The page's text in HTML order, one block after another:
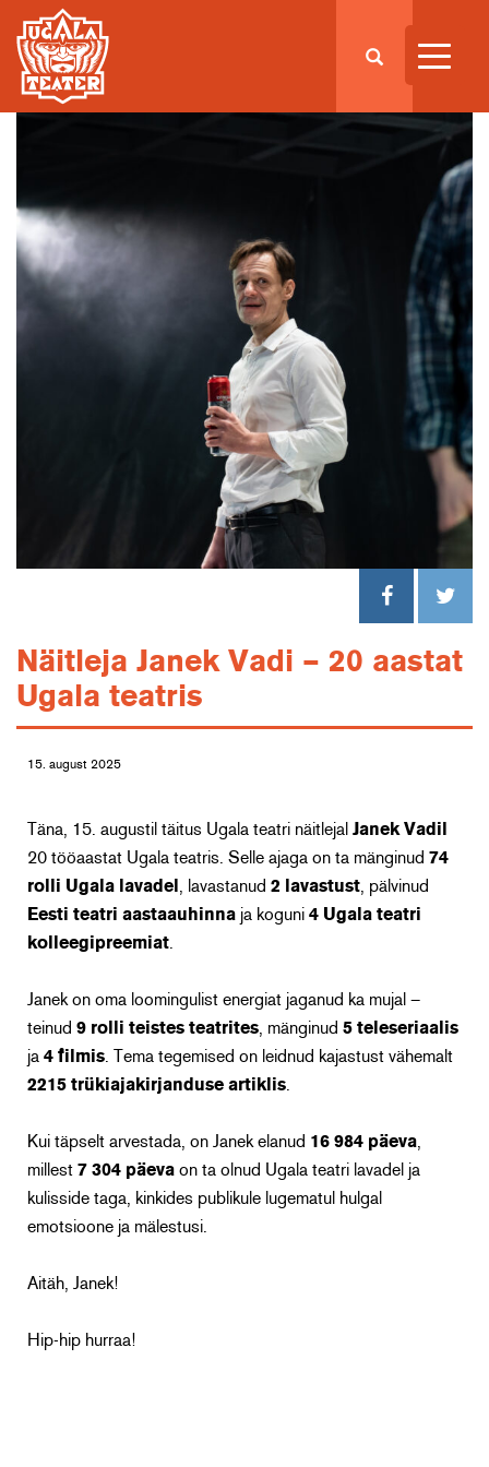
Näitleja Janek Vadi – 20 aastat
Ugala teatris
15. august 2025
Täna, 15. augustil täitus Ugala teatri näitlejal Janek Vadil
20 tööaastat Ugala teatris. Selle ajaga on ta mänginud 74
rolli Ugala lavadel
, lavastanud 2 lavastust , pälvinud
Eesti teatri aastaauhinna ja koguni 4 Ugala teatri
kolleegipreemiat
Janek on oma loomingulist energiat jaganud ka mujal –
teinud 9 rolli teistes teatrites , mänginud 5 teleseriaalis
ja 4 filmis . Tema tegemised on leidnud kajastust vähemalt
2215 trükiajakirjanduse artiklis
Kui täpselt arvestada, on Janek elanud 16 984 päeva
millest 7 304 päeva on ta olnud Ugala teatri lavadel ja
kulisside taga, kinkides publikule lugematul hulgal
emotsioone ja mälestusi.
Aitäh, Janek!
Hip-hip hurraa!